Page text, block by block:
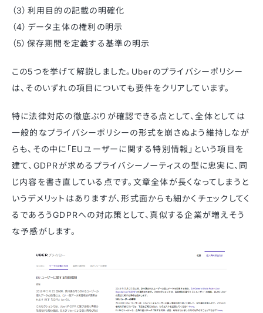
（3）利用目的の記載の明確化
（4）データ主体の権利の明示
（5）保存期間を定義する基準の明示
この5つを挙げて解説しました。Uberのプライバシーポリシー
は、そのいずれの項目についても要件をクリアしています。
特に法律対応の徹底ぶりが確認できる点として、全体としては
一般的なプライバシーポリシーの形式を崩さぬよう維持しなが
らも、その中に「EUユーザーに関する特別情報」という項目を
建て、GDPRが求めるプライバシーノーティスの型に忠実に、同
じ内容を書き直している点です。文章全体が長くなってしまうと
いうデメリットはありますが、形式面からも細かくチェックしてく
るであろうGDPRへの対応策として、真似する企業が増えそう
な予感がします。